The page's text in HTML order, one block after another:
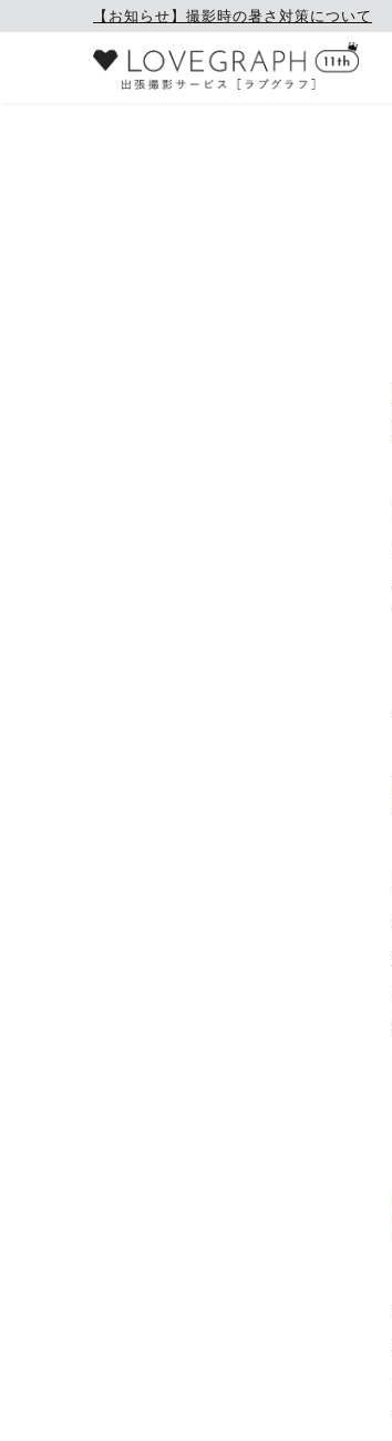
【お知らせ】撮影時の暑さ対策について